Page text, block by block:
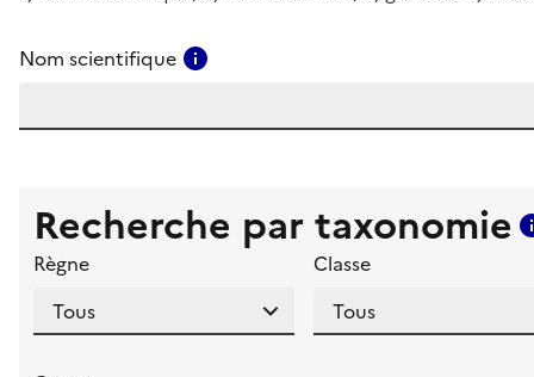
Nom scientifique
Recherche par taxonomie
Règne Classe